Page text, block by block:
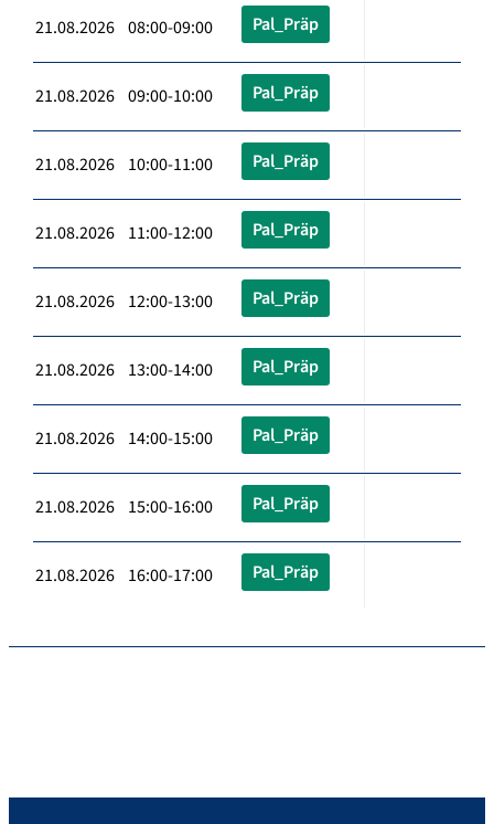
21.08.2026 08:00-09:00 Pal_Präp
21.08.2026 09:00-10:00 Pal_Präp
21.08.2026 10:00-11:00 Pal_Präp
21.08.2026 11:00-12:00 Pal_Präp
21.08.2026 12:00-13:00 Pal_Präp
21.08.2026 13:00-14:00 Pal_Präp
21.08.2026 14:00-15:00 Pal_Präp
21.08.2026 15:00-16:00 Pal_Präp
21.08.2026 16:00-17:00 Pal_Präp